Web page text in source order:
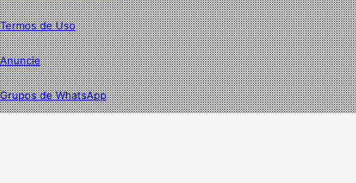
Termos de Uso
Anuncie
Grupos de WhatsApp